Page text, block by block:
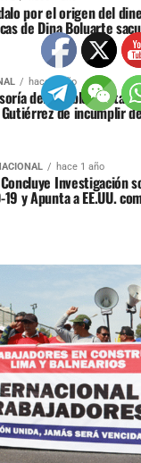
por el origen del
de Dina Boluarte
hace 1 año
del Pueblo: Junta
de incumplir
hace 1 año
Investigación
19 y Apunta a EE.UU.